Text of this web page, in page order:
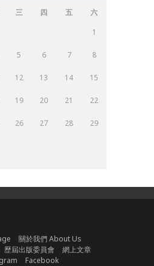
三 四 五
六
1
5 6 7 8
12 13 14 15
19 20 21 22
26 27 28 29
關於我們 About Us
歷屆出版委員會
網上文章
Facebook